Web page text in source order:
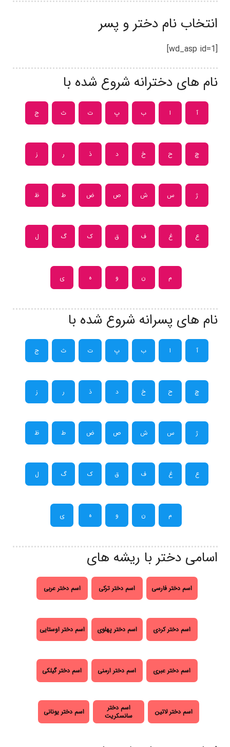
انتخاب نام دختر و پسر
[wd_asp id=1]
نام های دخترانه شروع شده با
آ ا ب پ ت ث ج
چ ح خ د ذ ر ز
ژ س ش ص ض ط ظ
ع غ ف ق ک گ ل
م ن و ه ی
نام های پسرانه شروع شده با
آ ا ب پ ت ث ج
چ ح خ د ذ ر ز
ژ س ش ص ض ط ظ
ع غ ف ق ک گ ل
م ن و ه ی
اسامی دختر با ریشه های
اسم دختر فارسی اسم دختر ترکی اسم دختر عربی
اسم دختر کردی اسم دختر پهلوی اسم دختر اوستایی
اسم دختر عبری اسم دختر ارمنی اسم دختر گیلکی
اسم دختر لاتین
اسم دختر
سانسکریت
اسم دختر یونانی